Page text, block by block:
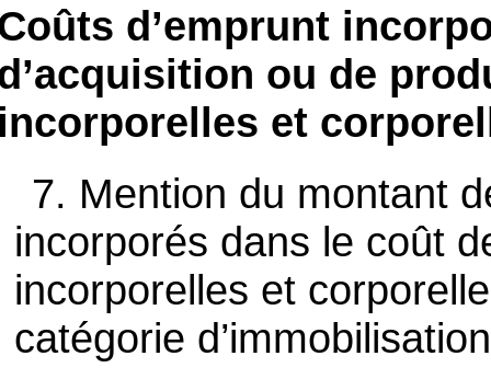
d’emprunt
ou de
et
7. Mention du montant
incorporés dans le coût
incorporelles et
catégorie